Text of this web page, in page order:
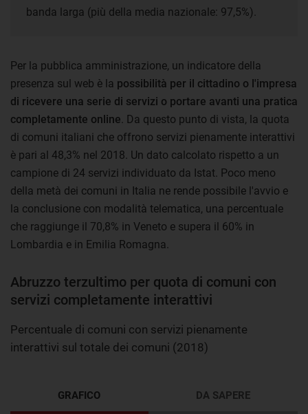
banda larga (più della media nazionale: 97,5%).
Per la pubblica amministrazione, un indicatore della
presenza sul web è la possibilità per il cittadino o l'impresa
di ricevere una serie di servizi o portare avanti una pratica
completamente online. Da questo punto di vista, la quota
di comuni italiani che offrono servizi pienamente interattivi
è pari al 48,3% nel 2018. Un dato calcolato rispetto a un
campione di 24 servizi individuato da Istat. Poco meno
della metà dei comuni in Italia ne rende possibile l'avvio e
la conclusione con modalità telematica, una percentuale
che raggiunge il 70,8% in Veneto e supera il 60% in
Lombardia e in Emilia Romagna.
Abruzzo terzultimo per quota di comuni con
servizi completamente interattivi
Percentuale di comuni con servizi pienamente
interattivi sul totale dei comuni (2018)
GRAFICO DA SAPERE